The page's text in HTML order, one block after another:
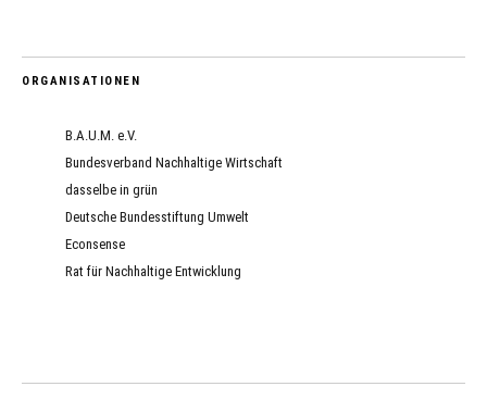
ORGANISATIONEN
B.A.U.M. e.V.
Bundesverband Nachhaltige Wirtschaft
dasselbe in grün
Deutsche Bundesstiftung Umwelt
Econsense
Rat für Nachhaltige Entwicklung